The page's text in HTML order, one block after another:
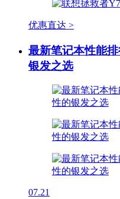
优惠直达 >
最新笔记本性能
银发之选
07.21